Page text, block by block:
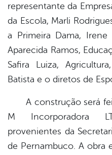
representante da
da Escola, Marli
a Primeira Dama, Irene
Aparecida Ramos,
Safira Luiza,
Batista e o diretos de
A construção será
M Incorporadora
provenientes da
de Pernambuco. A obra